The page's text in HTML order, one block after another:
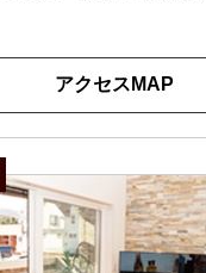
アクセスMAP